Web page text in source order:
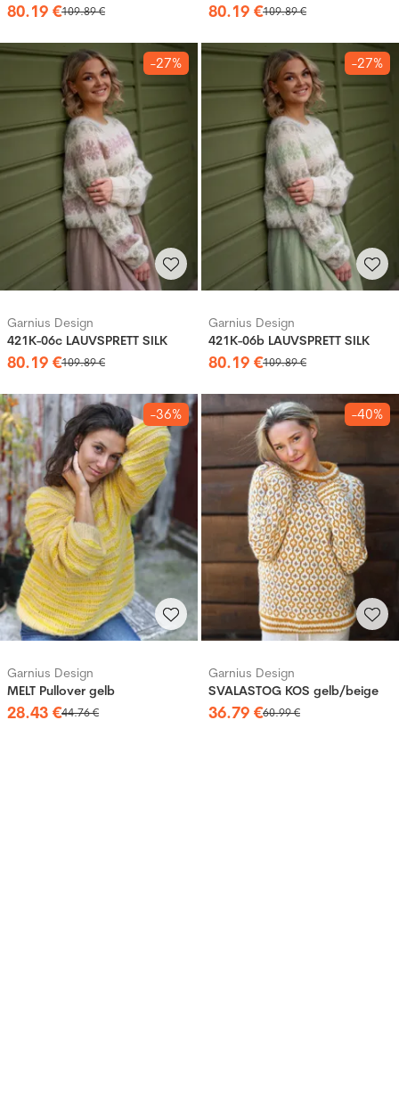
80.19 €109.89€ 80.19 €109.89€
-27%
Garnius Design
421K-06c LAUVSPRETT SILK
80.19 €109.89€
-27%
Garnius Design
421K-06b LAUVSPRETT SILK
80.19 €109.89€
-36%
Garnius Design
MELT Pullover gelb
28.43 €44.76€
-40%
Garnius Design
SVALASTOG KOS gelb/beige
36.79 €60.99€